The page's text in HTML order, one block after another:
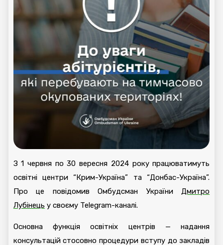
З 1 червня по 30 вересня 2024 року працюватимуть
освітні центри “Крим-Україна” та “Донбас-Україна”.
Про це повідомив Омбудсман УкраїниДмитро
Лубінець у своєму Telegram-каналі.
Основна функція освітніх центрів — надання
консультацій стосовно процедури вступу до закладів